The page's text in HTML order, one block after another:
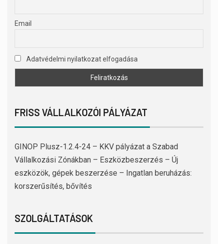
Email
Adatvédelmi nyilatkozat elfogadása
FRISS VÁLLALKOZÓI PÁLYÁZAT
GINOP Plusz-1.2.4-24 – KKV pályázat a Szabad
Vállalkozási Zónákban – Eszközbeszerzés – Új
eszközök, gépek beszerzése – Ingatlan beruházás:
korszerűsítés, bővítés
SZOLGÁLTATÁSOK